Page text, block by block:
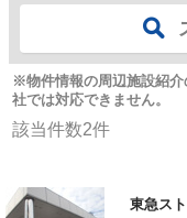
※物件情報の周辺施設紹
社では対応できません。
該当件数2件
東急ス